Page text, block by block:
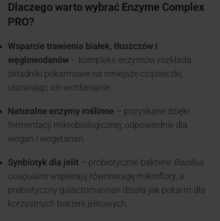
Dlaczego warto wybrać Enzyme Complex
PRO?
Wsparcie trawienia białek, tłuszczów i
węglowodanów – kompleks enzymów rozkłada
składniki pokarmowe na mniejsze cząsteczki,
ułatwiając ich wchłanianie.
Naturalne enzymy roślinne – pozyskane dzięki
fermentacji mikrobiologicznej, odpowiednie dla
wegan i wegetarian.
Synbiotyk dla jelit – probiotyczne bakterie Bacillus
coagulanswspierają równowagę mikroflory, a
prebiotyczny galactomannan działa jak pokarm dla
korzystnych bakterii jelitowych.